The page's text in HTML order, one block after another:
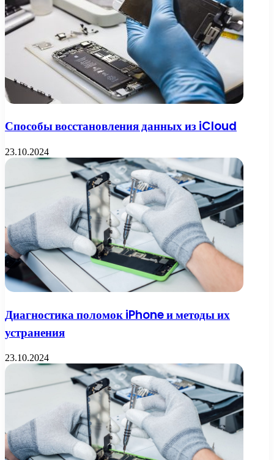
Способы восстановления данных из iCloud
23.10.2024
Диагностика поломок iPhone и методы их
устранения
23.10.2024